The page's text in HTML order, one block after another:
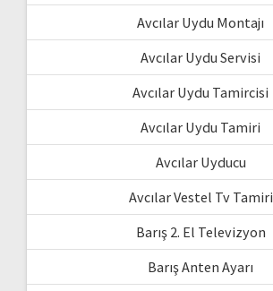
Avcılar Uydu Montajı
Avcılar Uydu Servisi
Avcılar Uydu Tamircisi
Avcılar Uydu Tamiri
Avcılar Uyducu
Avcılar Vestel Tv Tamiri
Barış 2. El Televizyon
Barış Anten Ayarı